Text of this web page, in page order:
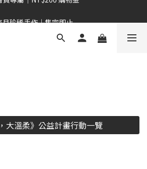
月珍稀手作｜售完即止
員專屬｜NT$200 購物金
大溫柔》公益計畫行動一覽